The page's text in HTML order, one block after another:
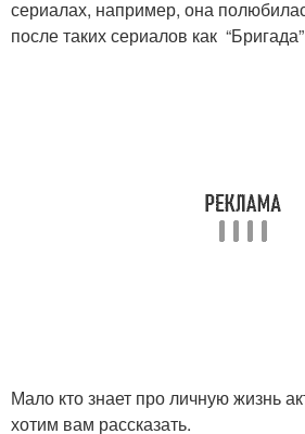
сериалах, например, она
после таких сериалов как
Мало кто знает про личную жизнь
хотим вам рассказать.